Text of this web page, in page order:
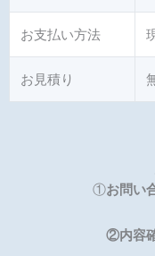
お支払い方法
お見積り
①お問い
②内容